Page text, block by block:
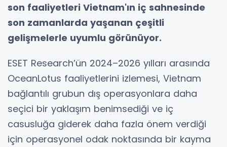
son faaliyetleri Vietnam'ın iç sahnesinde
son zamanlarda yaşanan çeşitli
gelişmelerle uyumlu görünüyor.
ESET Research’ün 2024–2026 yılları arasında
OceanLotus faaliyetlerini izlemesi, Vietnam
bağlantılı grubun dış operasyonlara daha
seçici bir yaklaşım benimsediği ve iç
casusluğa giderek daha fazla önem verdiği
için operasyonel odak noktasında bir kayma